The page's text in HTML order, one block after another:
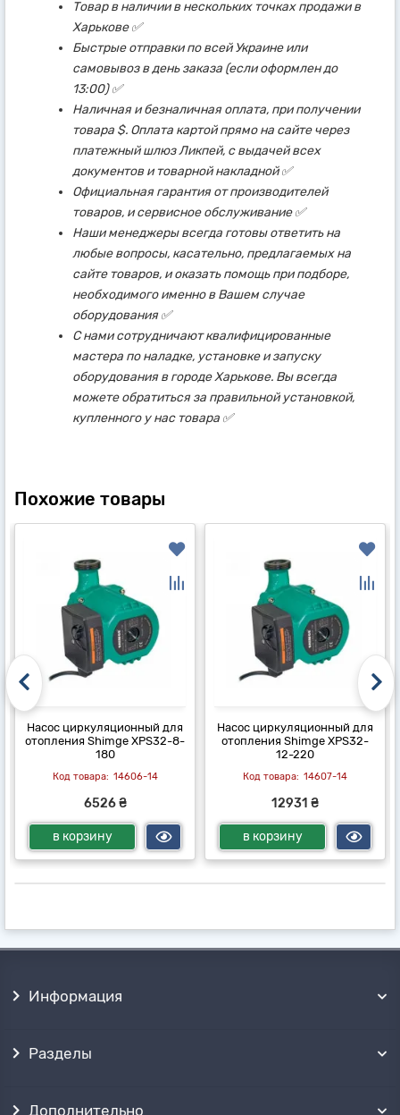
Товар в наличии в нескольких точках продажи в
Харькове ✅
Быстрые отправки по всей Украине или
самовывоз в день заказа (если оформлен до
13:00) ✅
Наличная и безналичная оплата, при получении
товара $. Оплата картой прямо на сайте через
платежный шлюз Ликпей, с выдачей всех
документов и товарной накладной ✅
Официальная гарантия от производителей
товаров, и сервисное обслуживание ✅
Наши менеджеры всегда готовы ответить на
любые вопросы, касательно, предлагаемых на
сайте товаров, и оказать помощь при подборе,
необходимого именно в Вашем случае
оборудования ✅
С нами сотрудничают квалифицированные
мастера по наладке, установке и запуску
оборудования в городе Харькове. Вы всегда
можете обратиться за правильной установкой,
купленного у нас товара ✅
Похожие товары
Насос циркуляционный для
отопления Shimge XPS32-8-
180
14606-14
6526 ₴
в корзину
Насос циркуляционный для
отопления Shimge XPS32-
12-220
14607-14
12931 ₴
в корзину
Информация
Разделы
Дополнительно